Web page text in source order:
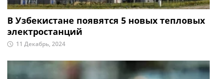
В Узбекистане появятся 5 новых тепловых
электростанций
11 Декабрь, 2024